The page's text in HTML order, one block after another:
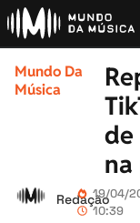
Mundo Da
Música
de
Redação19/04/
10:39